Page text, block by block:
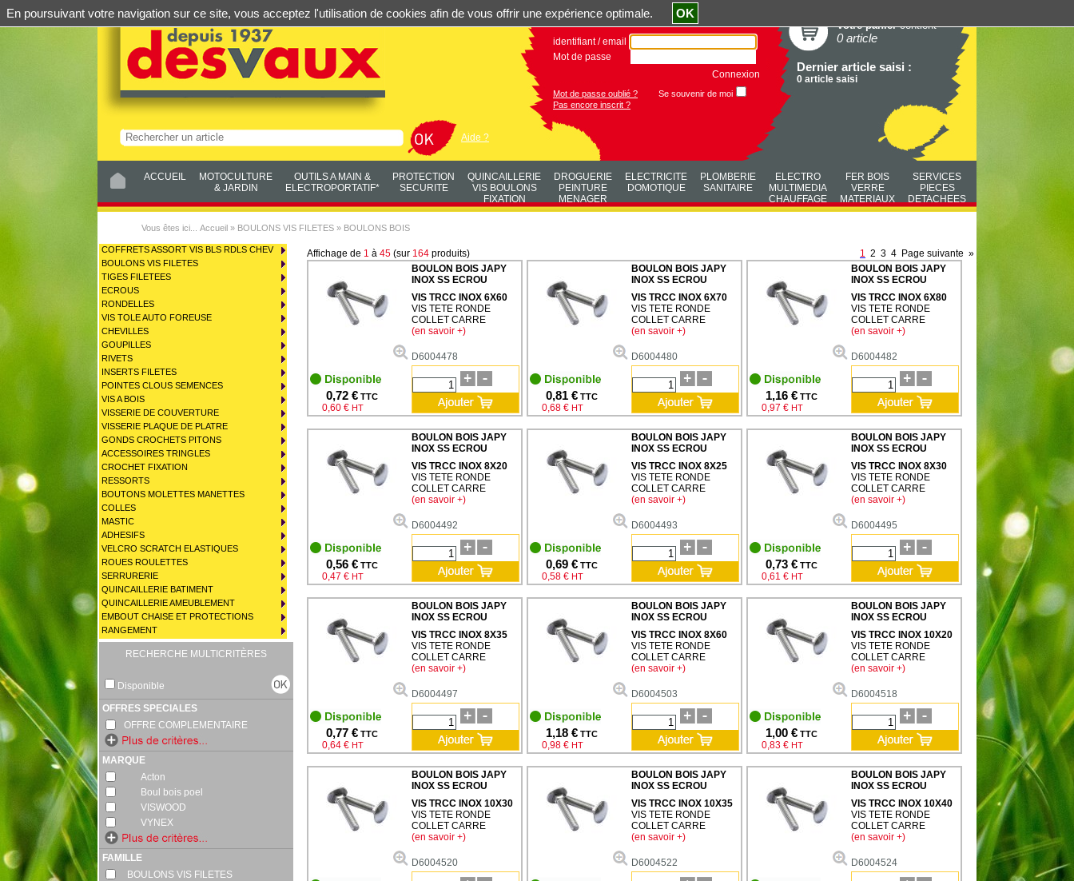
Aide ?
identifiant / email
Mot de passe
Connexion
Mot de passe oublié ?
Se souvenir de moi
Pas encore inscrit ?
Votre paniercontient
0 article
Dernier article saisi :
0 article saisi
ACCUEIL
MOTOCULTURE
& JARDIN
OUTILS A MAIN &
ELECTROPORTATIF*
PROTECTION
SECURITE
QUINCAILLERIE
VIS BOULONS
FIXATION
DROGUERIE
PEINTURE
MENAGER
ELECTRICITE
DOMOTIQUE
PLOMBERIE
SANITAIRE
ELECTRO
MULTIMEDIA
CHAUFFAGE
FER BOIS
VERRE
MATERIAUX
SERVICES
PIECES
DETACHEES
Vous êtes ici... Accueil » BOULONS VIS FILETES » BOULONS BOIS
RECHERCHE MULTICRITÈRES
Disponible
OFFRES SPECIALES
OFFRE COMPLEMENTAIRE
MARQUE
Acton
Boul bois poel
VISWOOD
VYNEX
FAMILLE
BOULONS VIS FILETES
Affichage de 1 à 45 (sur 164 produits) 1 2 3 4 Page suivante »
0,72 € TTC
0,60 € HT
BOULON BOIS JAPY
INOX SS ECROU
VIS TRCC INOX 6X60
VIS TETE RONDE
COLLET CARRE
(en savoir +)
D6004478
0,81 € TTC
0,68 € HT
BOULON BOIS JAPY
INOX SS ECROU
VIS TRCC INOX 6X70
VIS TETE RONDE
COLLET CARRE
(en savoir +)
D6004480
1,16 € TTC
0,97 € HT
BOULON BOIS JAPY
INOX SS ECROU
VIS TRCC INOX 6X80
VIS TETE RONDE
COLLET CARRE
(en savoir +)
D6004482
0,56 € TTC
0,47 € HT
BOULON BOIS JAPY
INOX SS ECROU
VIS TRCC INOX 8X20
VIS TETE RONDE
COLLET CARRE
(en savoir +)
D6004492
0,69 € TTC
0,58 € HT
BOULON BOIS JAPY
INOX SS ECROU
VIS TRCC INOX 8X25
VIS TETE RONDE
COLLET CARRE
(en savoir +)
D6004493
0,73 € TTC
0,61 € HT
BOULON BOIS JAPY
INOX SS ECROU
VIS TRCC INOX 8X30
VIS TETE RONDE
COLLET CARRE
(en savoir +)
D6004495
0,77 € TTC
0,64 € HT
BOULON BOIS JAPY
INOX SS ECROU
VIS TRCC INOX 8X35
VIS TETE RONDE
COLLET CARRE
(en savoir +)
D6004497
1,18 € TTC
0,98 € HT
BOULON BOIS JAPY
INOX SS ECROU
VIS TRCC INOX 8X60
VIS TETE RONDE
COLLET CARRE
(en savoir +)
D6004503
1,00 € TTC
0,83 € HT
BOULON BOIS JAPY
INOX SS ECROU
VIS TRCC INOX 10X20
VIS TETE RONDE
COLLET CARRE
(en savoir +)
D6004518
BOULON BOIS JAPY
INOX SS ECROU
VIS TRCC INOX 10X30
VIS TETE RONDE
COLLET CARRE
(en savoir +)
D6004520
BOULON BOIS JAPY
INOX SS ECROU
VIS TRCC INOX 10X35
VIS TETE RONDE
COLLET CARRE
(en savoir +)
D6004522
BOULON BOIS JAPY
INOX SS ECROU
VIS TRCC INOX 10X40
VIS TETE RONDE
COLLET CARRE
(en savoir +)
D6004524
En poursuivant votre navigation sur ce site, vous acceptez l'utilisation de cookies afin de vous offrir une expérience optimale. OK
COFFRETS ASSORT VIS BLS RDLS CHEV
BOULONS VIS FILETES
TIGES FILETEES
ECROUS
RONDELLES
VIS TOLE AUTO FOREUSE
CHEVILLES
GOUPILLES
RIVETS
INSERTS FILETES
POINTES CLOUS SEMENCES
VIS A BOIS
VISSERIE DE COUVERTURE
VISSERIE PLAQUE DE PLATRE
GONDS CROCHETS PITONS
ACCESSOIRES TRINGLES
CROCHET FIXATION
RESSORTS
BOUTONS MOLETTES MANETTES
COLLES
MASTIC
ADHESIFS
VELCRO SCRATCH ELASTIQUES
ROUES ROULETTES
SERRURERIE
QUINCAILLERIE BATIMENT
QUINCAILLERIE AMEUBLEMENT
EMBOUT CHAISE ET PROTECTIONS
RANGEMENT